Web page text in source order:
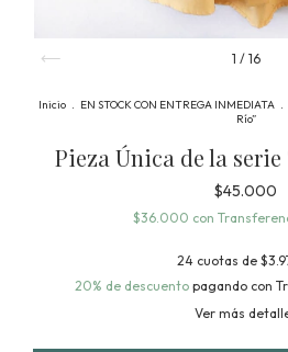
1 / 16
Inicio . EN STOCK CON ENTREGA INMEDIATA .
Río”
Pieza Única de la serie
$45.000
$36.000 con
24 cuotas de
20% de descuentopagando con
Ver más